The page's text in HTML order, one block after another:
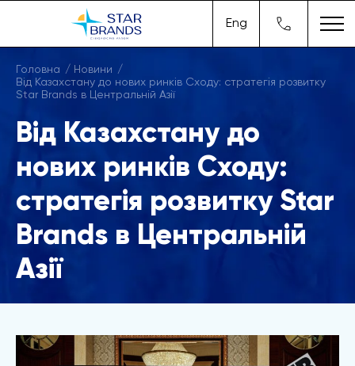
Eng
Головна
Новини
Від Казахстану до нових ринків Сходу: стратегія розвитку
Star Brands в Центральній Азії
Від Казахстану до
нових ринків Сходу:
стратегія розвитку Star
Brands в Центральній
Азії